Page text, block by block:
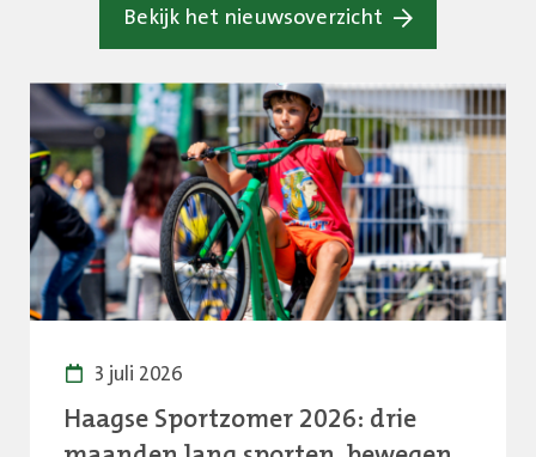
Bekijk het nieuwsoverzicht
3 juli 2026
Haagse Sportzomer 2026: drie